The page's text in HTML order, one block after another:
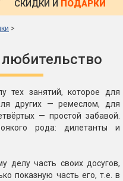
СКИДКИ И ПОДАРКИ
тех занятий, которое для
других — ремеслом, для
— простой забавой.
рода: дилетанты и
делу часть своих досугов,
показную часть его, т.е. в